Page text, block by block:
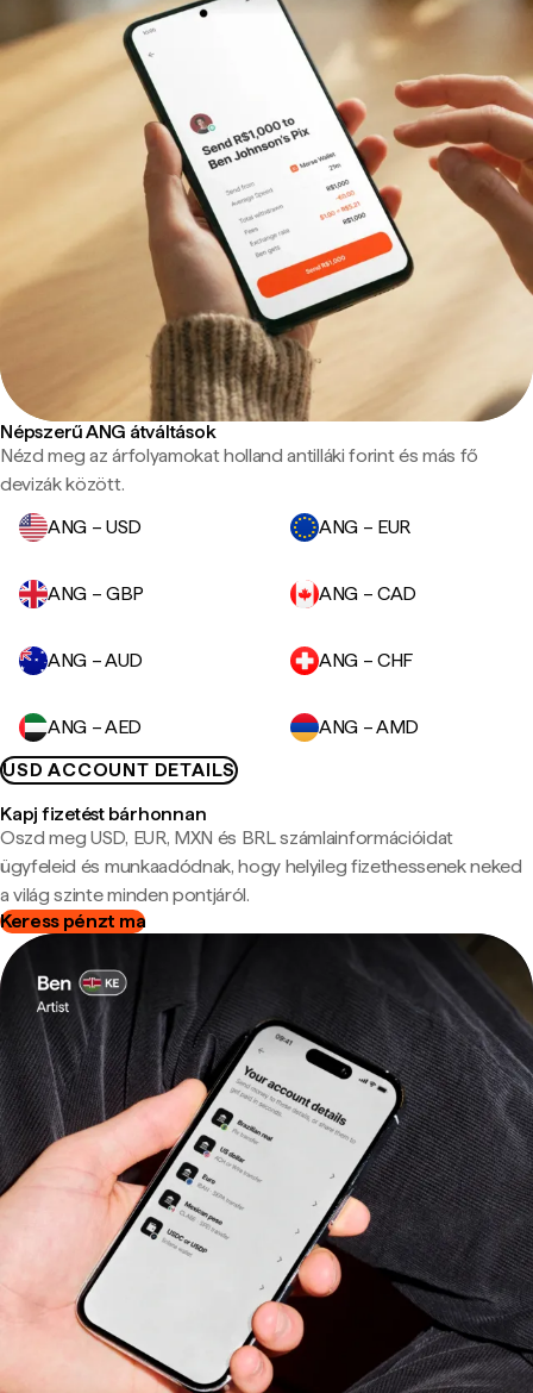
Népszerű ANG átváltások
Nézd meg az árfolyamokat holland antilláki forint és más fő
devizák között.
ANG – USD
ANG – EUR
ANG – GBP ANG – CAD
ANG – AUD ANG – CHF
ANG – AED
ANG – AMD
USD ACCOUNT DETAILS
Kapj fizetést bárhonnan
Oszd meg USD, EUR, MXN és BRL számlainformációidat
ügyfeleid és munkaadódnak, hogy helyileg fizethessenek neked
a világ szinte minden pontjáról.
Keress pénzt ma